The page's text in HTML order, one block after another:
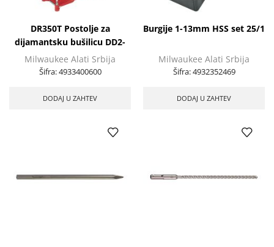
DR350T Postolje za
dijamantsku bušilicu DD2-
350C
Milwaukee Alati Srbija
Šifra:4933400600
DODAJ U ZAHTEV
Burgije 1-13mm HSS set 25/1
Milwaukee Alati Srbija
Šifra:4932352469
DODAJ U ZAHTEV